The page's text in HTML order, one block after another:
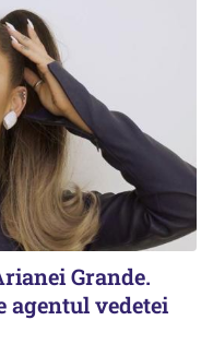
Grande.
agentul vedetei